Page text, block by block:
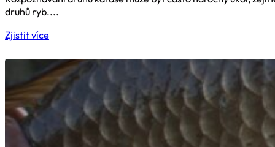
druhů ryb....
Zjistit více